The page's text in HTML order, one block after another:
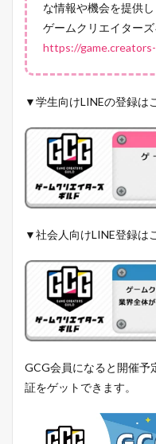
な情報や機会を提供し
ゲームクリエイター
https://
▼学生向けLINEの登録は
▼社会人向けLINE登録は
GCG会員になると開催予
証をゲットできます。